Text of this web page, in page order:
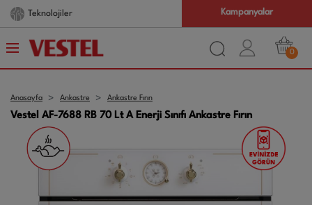
Teknolojiler Kampanyalar
0
Anasayfa Ankastre Ankastre Fırın
Vestel AF-7688 RB 70 Lt A Enerji Sınıfı Ankastre Fırın